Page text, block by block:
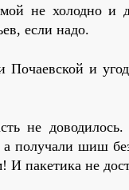
не холодно и
если надо.
и
не
а получали шиш
И пакетика не